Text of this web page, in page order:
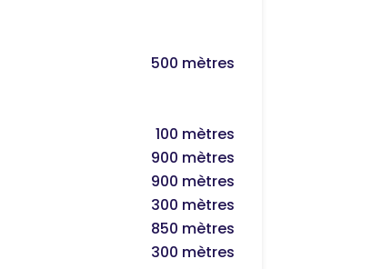
500 mètres
100 mètres
900 mètres
900 mètres
300 mètres
850 mètres
300 mètres